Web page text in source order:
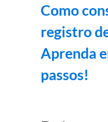
Como
registro
Aprenda
passos!